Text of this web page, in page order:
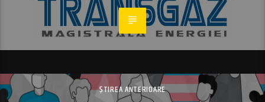
ȘTIREA ANTERIOARE